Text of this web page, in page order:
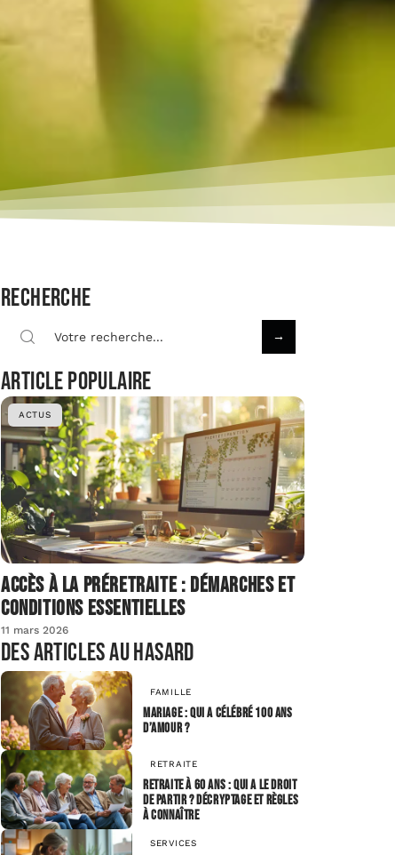
Recherche
Article populaire
ACTUS
Accès à la préretraite : démarches et
conditions essentielles
11 mars 2026
Des articles au hasard
FAMILLE
Mariage : qui a célébré 100 ans
d’amour ?
RETRAITE
Retraite à 60 ans : Qui a le droit
de partir ? Décryptage et règles
à connaître
SERVICES